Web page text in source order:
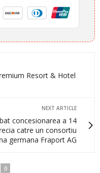
Resort & Hotel
NEXT ARTICLE
concesionarea a 14
catre un consortiu
germana Fraport AG
0